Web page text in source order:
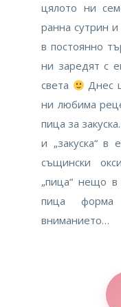
цялото ни
ранна сутрин
в постоянно
ни заредят с
света
Днес
ни любима
пица за
и „закуска“ в
същински
„пица“ нещо в
пица
вниманието…